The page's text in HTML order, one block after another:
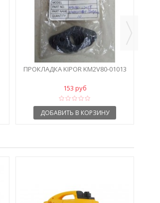
ПРОКЛАДКА KIPOR KM2V80-01013
153 руб
ДОБАВИТЬ В КОРЗИНУ